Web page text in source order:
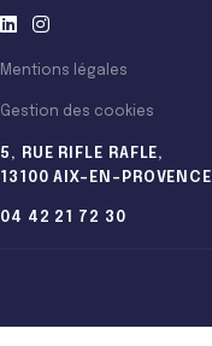
Mentions légales
Gestion des cookies
5, RUE RIFLE RAFLE,
13100 AIX-EN-PROVENCE
04 42 21 72 30